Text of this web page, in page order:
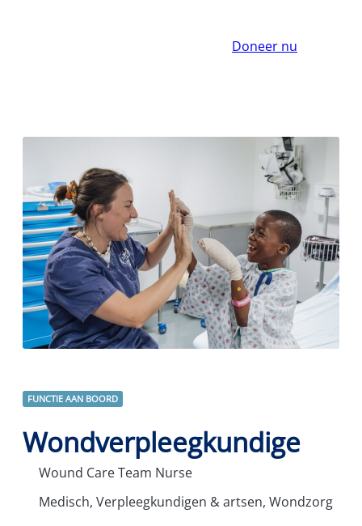
Doneer nu
FUNCTIE AAN BOORD
Wondverpleegkundige
Wound Care Team Nurse
Medisch, Verpleegkundigen & artsen, Wondzorg